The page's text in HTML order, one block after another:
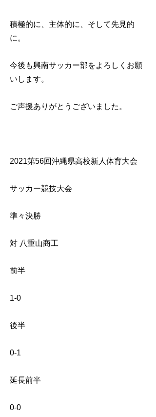
積極的に、主体的に、そして先見的
に。
今後も興南サッカー部をよろしくお願
いします。
ご声援ありがとうございました。
2021第56回沖縄県高校新人体育大会
サッカー競技大会
準々決勝
対 八重山商工
前半
1-0
後半
0-1
延長前半
0-0